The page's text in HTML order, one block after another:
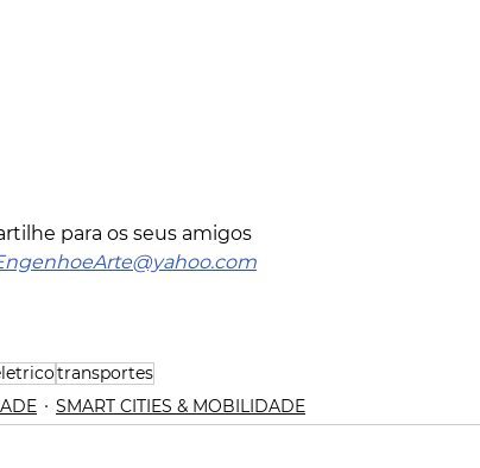
para os seus amigos
transportes
SMART CITIES & MOBILIDADE